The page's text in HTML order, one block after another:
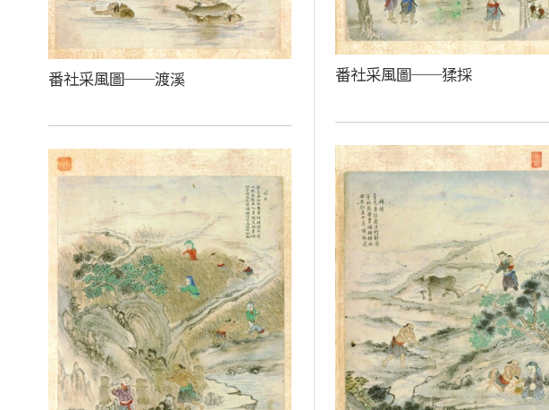
番社采風圖──猱採
番社采風圖──渡溪